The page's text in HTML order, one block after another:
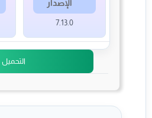
الإصدار
7.13.0
التحميل